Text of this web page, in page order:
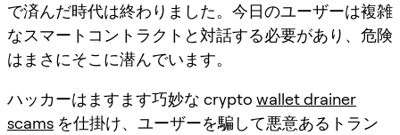
で済んだ時代は終わりました。今日のユーザーは複雑
なスマートコントラクトと対話する必要があり、危険
はまさにそこに潜んでいます。
ハッカーはますます巧妙な crypto wallet drainer
scams を仕掛け、ユーザーを騙して悪意あるトラン